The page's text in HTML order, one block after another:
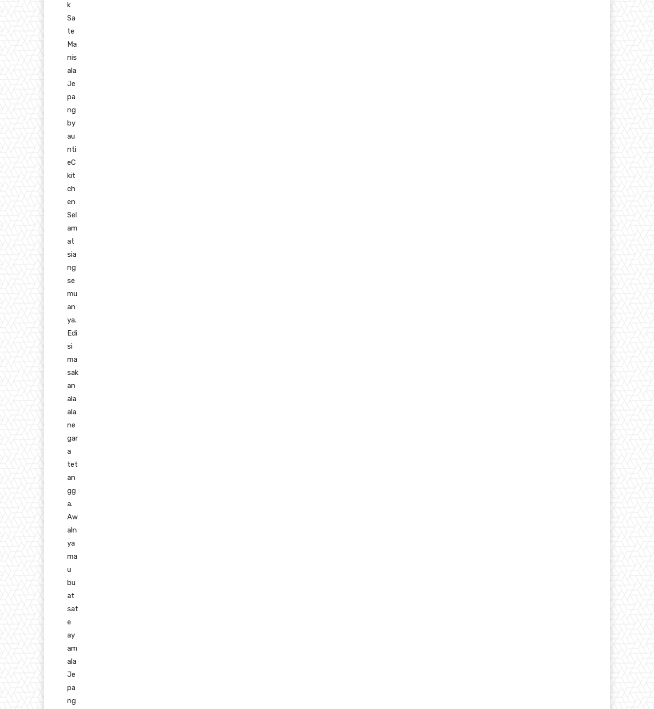
k
Sa
te
Ma
nis
ala
Je
pa
ng
by
au
nti
eC
kit
ch
en
Sel
am
at
sia
ng
se
mu
an
ya.
Edi
si
ma
sak
an
ala
ala
ne
gar
a
tet
an
gg
a.
Aw
aln
ya
ma
u
bu
at
sat
e
ay
am
ala
Je
pa
ng